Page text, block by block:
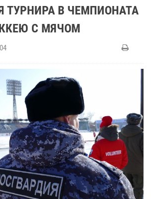
ТУРНИРА В ЧЕМПИОНАТА
С МЯЧОМ